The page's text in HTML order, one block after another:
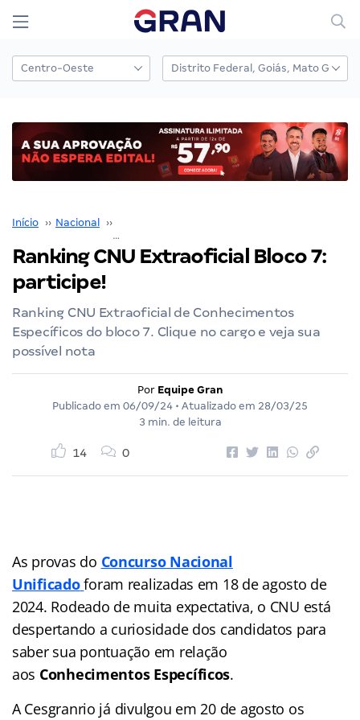
Início ›› Nacional ››
Ranking CNU Extraoficial Bloco 7:
participe!
Ranking CNU Extraoficial de Conhecimentos
Específicos do bloco 7. Clique no cargo e veja sua
possível nota
Por Equipe Gran
Publicado em 06/09/24 • Atualizado em 28/03/25
3 min. de leitura
14 0
As provas do Concurso Nacional
Unificadoforam realizadas em 18 de agosto de
2024. Rodeado de muita expectativa, o CNU está
despertando a curiosidade dos candidatos para
saber sua pontuação em relação
aos Conhecimentos Específicos.
A Cesgranrio já divulgou em 20 de agosto os